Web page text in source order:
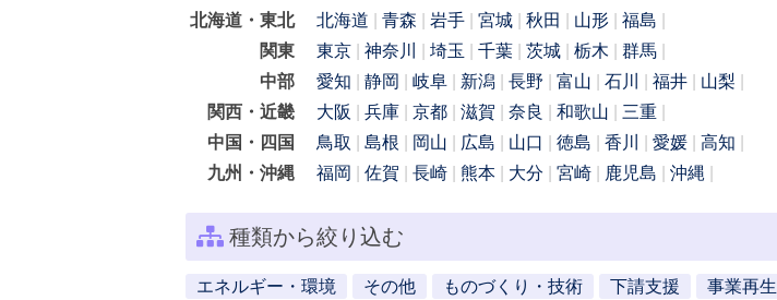
北海道・東北 北海道 青森 岩手 宮城 秋田 山形
福島
関東
東京 神奈川 埼玉 千葉 茨城 栃木
群馬
中部
愛知 静岡 岐阜 新潟 長野 富山 石川 福井
山梨
関西・近畿
大阪 兵庫 京都 滋賀 奈良 和歌山
三重
中国・四国
鳥取 島根 岡山 広島 山口 徳島 香川 愛媛
高知
九州・沖縄
福岡 佐賀 長崎 熊本 大分 宮崎 鹿児島 沖縄
種類から絞り込む
エネルギー・環境 その他 ものづくり・技術 下請支援 事業再生